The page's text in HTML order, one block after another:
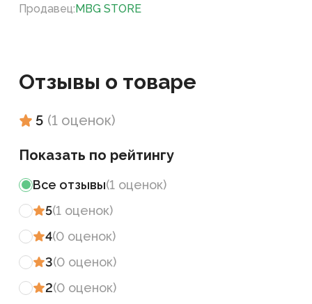
Продавец:MBG STORE
Отзывы о товаре
5 (1 оценок)
Показать по рейтингу
Все отзывы(1 оценок)
5(1 оценок)
4(0 оценок)
3(0 оценок)
2(0 оценок)